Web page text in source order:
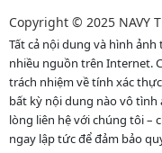
Copyright © 2025 NAVY
Tất cả nội dung và hình
nhiều nguồn trên Internet.
trách nhiệm về tính xác
bất kỳ nội dung nào vô tình
lòng liên hệ với chúng tôi –
ngay lập tức để đảm bảo